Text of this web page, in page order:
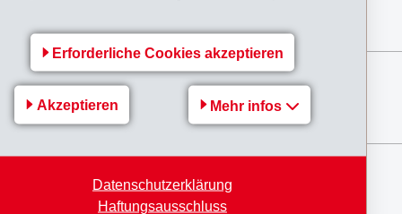
Erforderliche Cookies akzeptieren
Akzeptieren Mehr infos
Datenschutzerklärung
Haftungsausschluss
Zurück zur Übersicht